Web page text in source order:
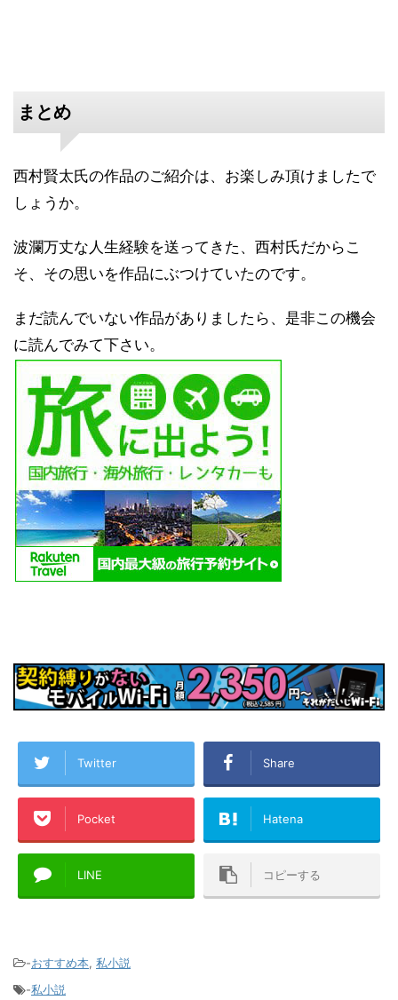
まとめ
西村賢太氏の作品のご紹介は、お楽しみ頂けましたで
しょうか。
波瀾万丈な人生経験を送ってきた、西村氏だからこ
そ、その思いを作品にぶつけていたのです。
まだ読んでいない作品がありましたら、是非この機会
に読んでみて下さい。
Twitter Share
Pocket Hatena
LINE コピーする
-おすすめ本, 私小説
-私小説